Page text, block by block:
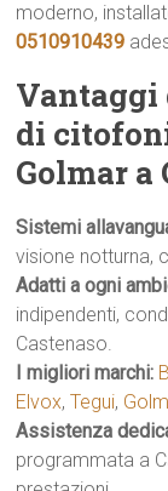
moderno,
0510910439
Vantaggi
di
Golmar a
Sistemi
visione notturna,
Adatti a ogni
indipendenti,
Castenaso.
I migliori marchi:
Elvox,Tegui,
Assistenza
programmata a